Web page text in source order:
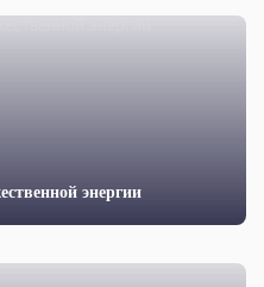
энергии